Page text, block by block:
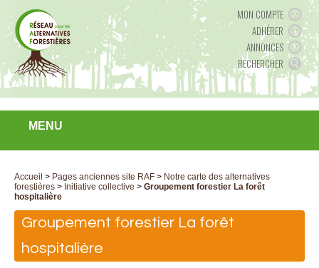
MON COMPTE
ADHÉRER
ANNONCES
RECHERCHER
MENU
Accueil > Pages anciennes site RAF > Notre carte des alternatives
forestières > Initiative collective > Groupement forestier La forêt
hospitalière
Groupement forestier La forêt
hospitalière